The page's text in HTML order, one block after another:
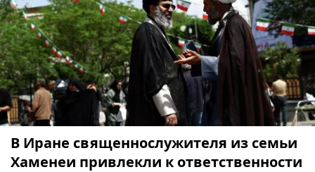
В Иране священнослужителя из семьи
Хаменеи привлекли к ответственности